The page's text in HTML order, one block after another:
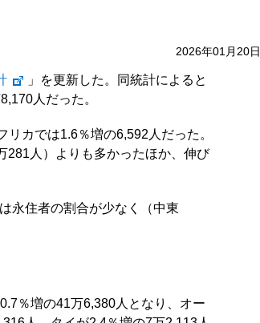
2026年01月20日
」を更新した。同統計によると
人だった。
カでは1.6％増の6,592人だった。
281人）よりも多かったほか、伸び
永住者の割合が少なく（中東
％増の41万6,380人となり、オー